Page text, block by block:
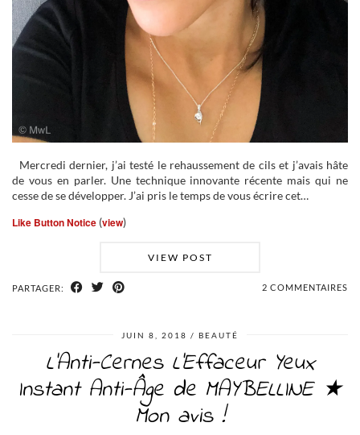
Mercredi dernier, j’ai testé le rehaussement de cils et j’avais hâte
de vous en parler. Une technique innovante récente mais qui ne
cesse de se développer. J’ai pris le temps de vous écrire cet…
Like Button Notice (view)
VIEW POST
PARTAGER: 2 COMMENTAIRES
JUIN 8, 2018 BEAUTÉ
L’Anti-Cernes L’Effaceur Yeux
Instant Anti-Âge de MAYBELLINE ★
Mon avis !